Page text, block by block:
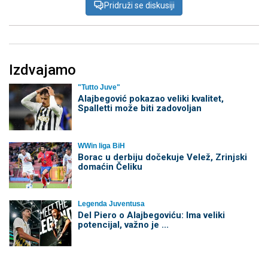
Pridruži se diskusiji
Izdvajamo
"Tutto Juve"
Alajbegović pokazao veliki kvalitet,
Spalletti može biti zadovoljan
WWin liga BiH
Borac u derbiju dočekuje Velež, Zrinjski
domaćin Čeliku
Legenda Juventusa
Del Piero o Alajbegoviću: Ima veliki
potencijal, važno je ...